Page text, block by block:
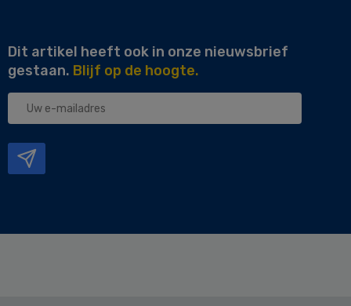
Dit artikel heeft ook in onze nieuwsbrief
gestaan. Blijf op de hoogte.
Uw